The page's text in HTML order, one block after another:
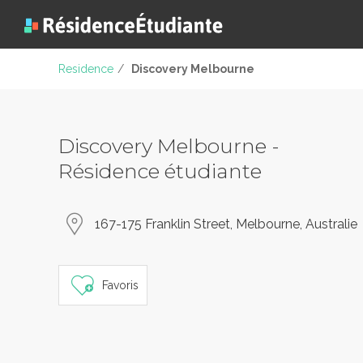
Residence / Discovery Melbourne
Discovery Melbourne -
Résidence étudiante
167-175 Franklin Street, Melbourne, Australie
Favoris